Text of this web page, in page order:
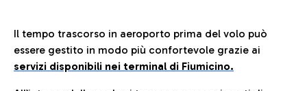
Il tempo trascorso in aeroporto prima del volo può
essere gestito in modo più confortevole grazie ai
servizi disponibili nei terminal di Fiumicino.